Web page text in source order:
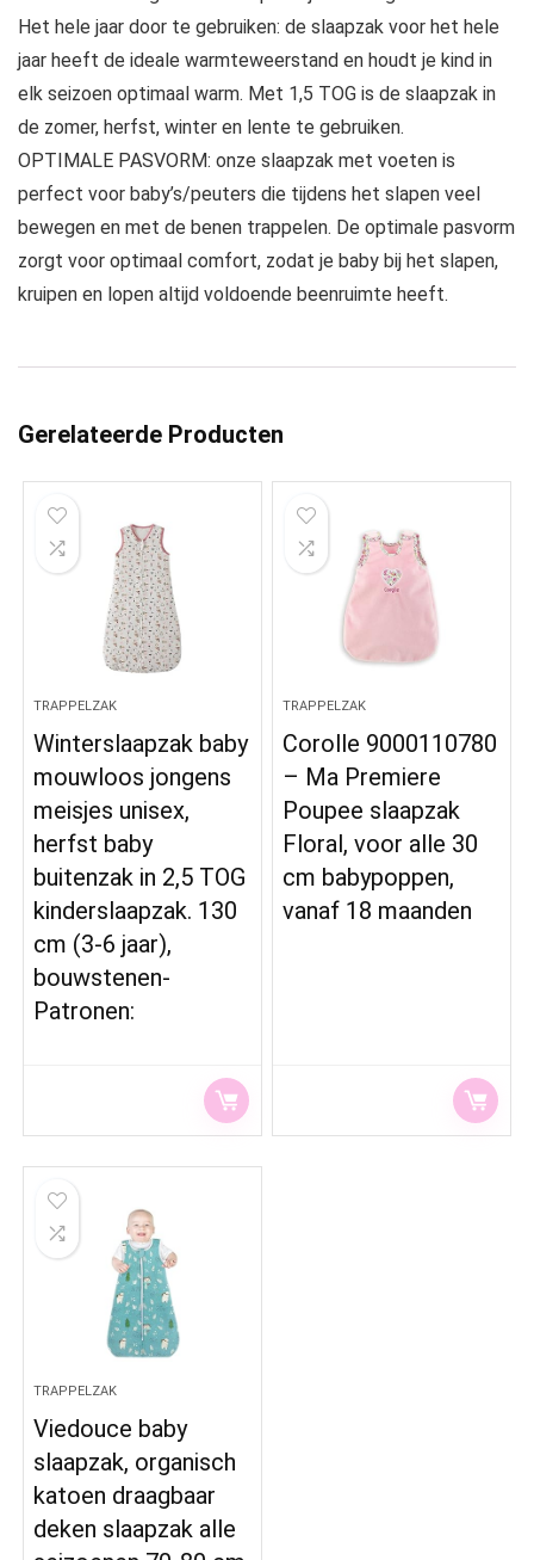
Het hele jaar door te gebruiken: de slaapzak voor het hele
jaar heeft de ideale warmteweerstand en houdt je kind in
elk seizoen optimaal warm. Met 1,5 TOG is de slaapzak in
de zomer, herfst, winter en lente te gebruiken.
OPTIMALE PASVORM: onze slaapzak met voeten is
perfect voor baby’s/peuters die tijdens het slapen veel
bewegen en met de benen trappelen. De optimale pasvorm
zorgt voor optimaal comfort, zodat je baby bij het slapen,
kruipen en lopen altijd voldoende beenruimte heeft.
Gerelateerde Producten
TRAPPELZAK
Winterslaapzak baby
mouwloos jongens
meisjes unisex,
herfst baby
buitenzak in 2,5 TOG
kinderslaapzak. 130
cm (3-6 jaar),
bouwstenen​​-
Patronen:
TRAPPELZAK
Corolle 9000110780
– Ma Premiere
Poupee slaapzak
Floral, voor alle 30
cm babypoppen,
vanaf 18 maanden
TRAPPELZAK
Viedouce baby
slaapzak, organisch
katoen draagbaar
deken slaapzak alle